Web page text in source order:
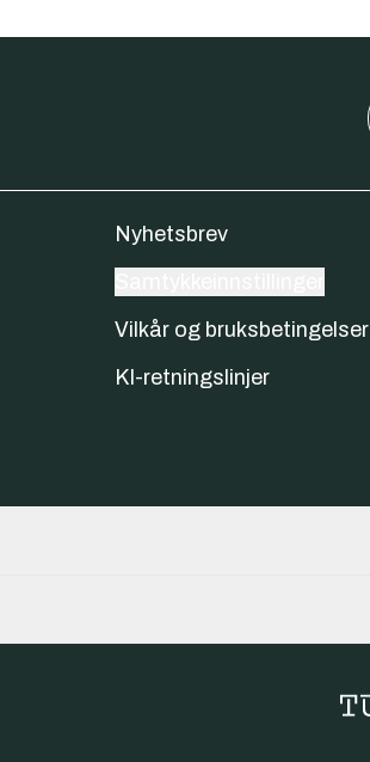
Nyhetsbrev
Vilkår og bruksbetingelser
KI-retningslinjer